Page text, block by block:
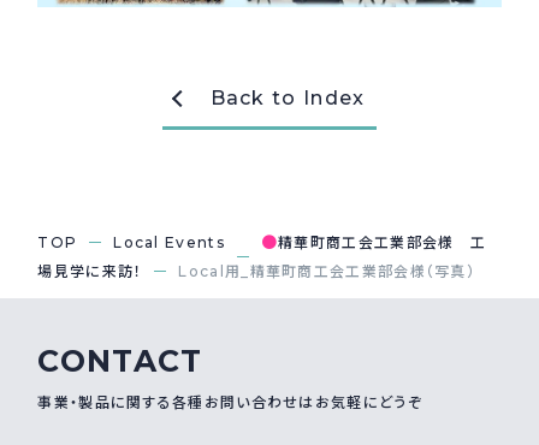
Recruit
お問い合わせ
Back to Index
TOP Local Events ●精華町商工会工業部会様 工
場見学に来訪！
Local用_精華町商工会工業部会様（写真）
CONTACT
事業・製品に関する各種お問い合わせはお気軽にどうぞ